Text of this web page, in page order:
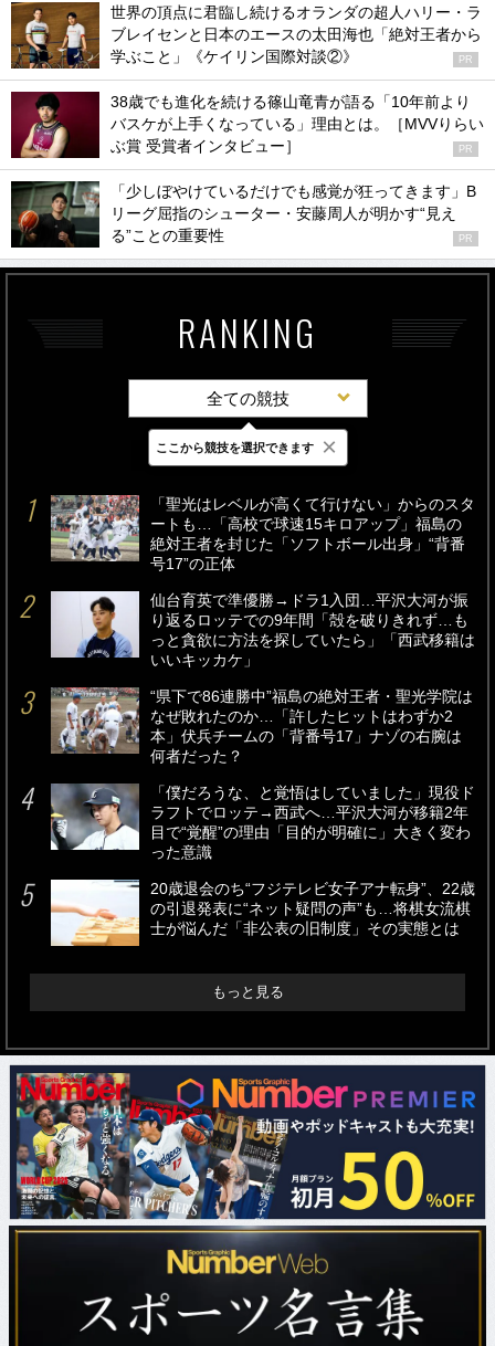
世界の頂点に君臨し続けるオランダの超人ハリー・ラ
ブレイセンと日本のエースの太田海也「絶対王者から
学ぶこと」《ケイリン国際対談②》
PR
38歳でも進化を続ける篠山竜青が語る「10年前より
バスケが上手くなっている」理由とは。［MVVりらい
ぶ賞 受賞者インタビュー］
PR
「少しぼやけているだけでも感覚が狂ってきます」B
リーグ屈指のシューター・安藤周人が明かす“見え
る”ことの重要性
PR
RANKING
全ての競技
最新 24時間 週間
「聖光はレベルが高くて行けない」からのスタ
ートも…「高校で球速15キロアップ」福島の
絶対王者を封じた「ソフトボール出身」“背番
号17”の正体
仙台育英で準優勝→ドラ1入団…平沢大河が振
り返るロッテでの9年間「殻を破りきれず…も
っと貪欲に方法を探していたら」「西武移籍は
いいキッカケ」
“県下で86連勝中”福島の絶対王者・聖光学院は
なぜ敗れたのか…「許したヒットはわずか2
本」伏兵チームの「背番号17」ナゾの右腕は
何者だった？
「僕だろうな、と覚悟はしていました」現役ド
ラフトでロッテ→西武へ…平沢大河が移籍2年
目で“覚醒”の理由「目的が明確に」大きく変わ
った意識
20歳退会のち“フジテレビ女子アナ転身”、22歳
の引退発表に“ネット疑問の声”も…将棋女流棋
士が悩んだ「非公表の旧制度」その実態とは
もっと見る
ここから競技を選択できます ×